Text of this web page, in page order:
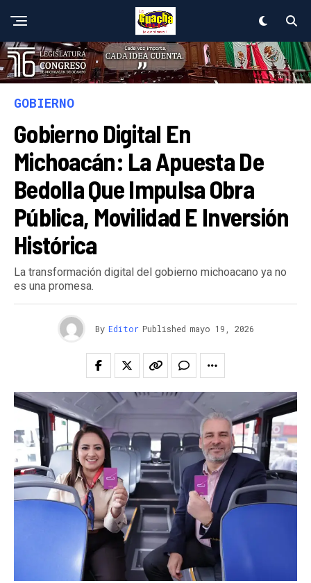
GOBIERNO
Gobierno Digital En
Michoacán: La Apuesta De
Bedolla Que Impulsa Obra
Pública, Movilidad E Inversión
Histórica
La transformación digital del gobierno michoacano ya no
es una promesa.
By Editor Published mayo 19, 2026